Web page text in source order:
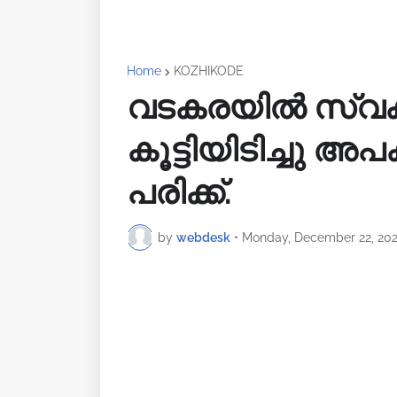
Home KOZHIKODE
വടകരയിൽ
കൂട്ടിയിടിച്ചു
പരിക്ക്.
by webdesk • Monday, December 22,